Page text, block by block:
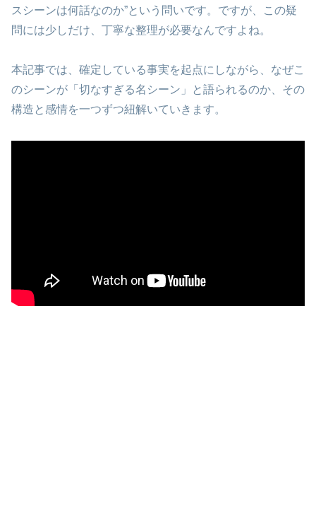
スシーンは何話なのか”という問いです。ですが、この疑
問には少しだけ、丁寧な整理が必要なんですよね。
本記事では、確定している事実を起点にしながら、なぜこ
のシーンが「切なすぎる名シーン」と語られるのか、その
構造と感情を一つずつ紐解いていきます。